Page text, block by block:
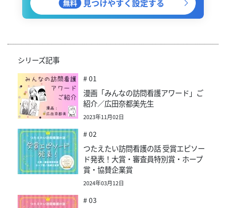
シリーズ記事
# 01
漫画「みんなの訪問看護アワード」ご
紹介／広田奈都美先生
2023年11月02日
# 02
つたえたい訪問看護の話 受賞エピソー
ド発表！大賞・審査員特別賞・ホープ
賞・協賛企業賞
2024年03月12日
# 03